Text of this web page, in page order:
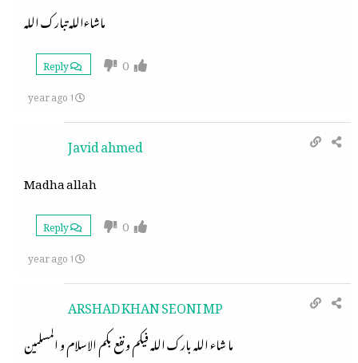
ماشاءالله تبارك الله
0
Reply
1 year ago
Javid ahmed
Madha allah
0
Reply
1 year ago
ARSHAD KHAN SEONI MP
ما شاء الله بارك الله فيكم ونفع بكم الاسلام و المسلمين